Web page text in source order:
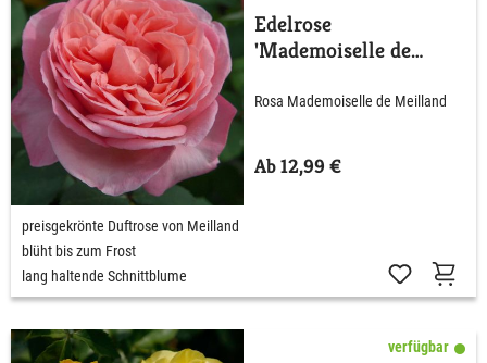
Edelrose
'Mademoiselle de
Rosa Mademoiselle de Meilland
Ab 12,99 €
preisgekrönte Duftrose von Meilland
blüht bis zum Frost
lang haltende Schnittblume
verfügbar